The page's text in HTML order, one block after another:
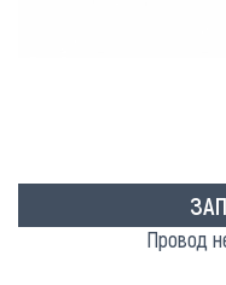
Провод